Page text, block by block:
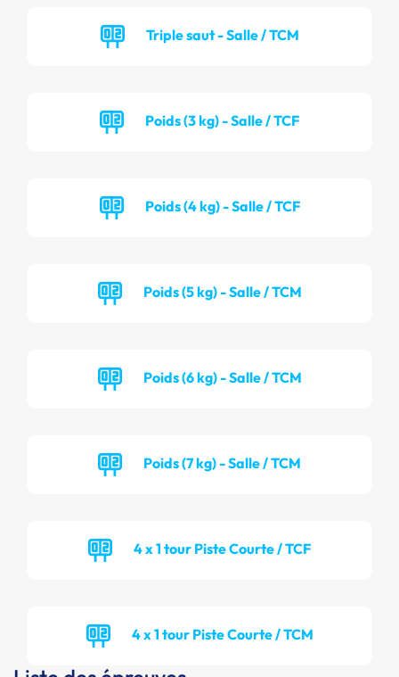
Triple saut - Salle / TCM
Poids (3 kg) - Salle / TCF
Poids (4 kg) - Salle / TCF
Poids (5 kg) - Salle / TCM
Poids (6 kg) - Salle / TCM
Poids (7 kg) - Salle / TCM
4 x 1 tour Piste Courte / TCF
4 x 1 tour Piste Courte / TCM